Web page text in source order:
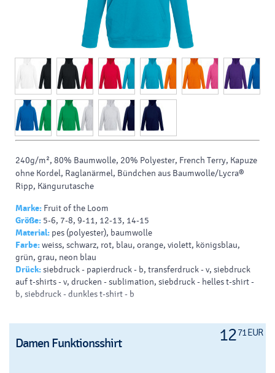
240g/m², 80% Baumwolle, 20% Polyester, French Terry, Kapuze
ohne Kordel, Raglanärmel, Bündchen aus Baumwolle/Lycra®
Ripp, Kängurutasche
Marke: Fruit of the Loom
Größe: 5-6, 7-8, 9-11, 12-13, 14-15
Material: pes (polyester), baumwolle
Farbe:weiss, schwarz, rot, blau, orange, violett, königsblau,
grün, grau, neon blau
Drück:siebdruck - papierdruck - b, transferdruck - v, siebdruck
auf t-shirts - v, drucken - sublimation, siebdruck - helles t-shirt -
b, siebdruck - dunkles t-shirt - b
1271 EUR
Damen Funktionsshirt